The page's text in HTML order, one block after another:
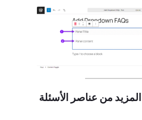
المزيد من عناصر الأسئلة